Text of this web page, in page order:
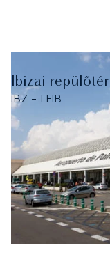
Ibizai repülőtér
IBZ - LEIB